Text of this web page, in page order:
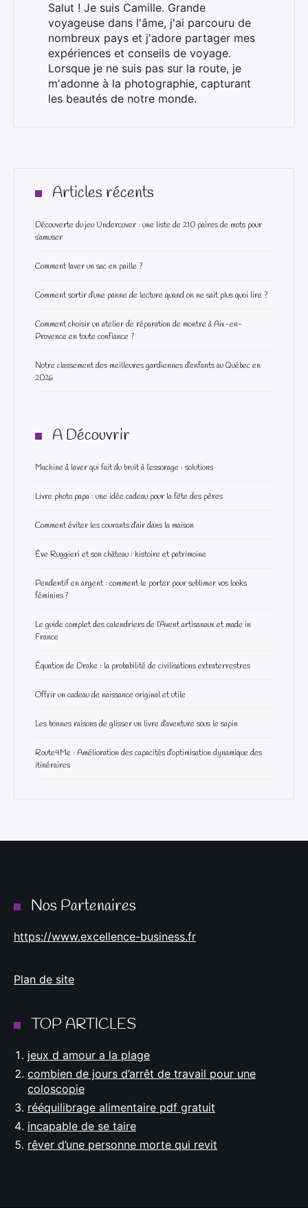
Salut ! Je suis Camille. Grande
voyageuse dans l'âme, j'ai parcouru de
nombreux pays et j'adore partager mes
expériences et conseils de voyage.
Lorsque je ne suis pas sur la route, je
m'adonne à la photographie, capturant
les beautés de notre monde.
Articles récents
Découverte du jeu Undercover : une liste de 210 paires de mots pour
s’amuser
Comment laver un sac en paille ?
Comment sortir d’une panne de lecture quand on ne sait plus quoi lire ?
Comment choisir un atelier de réparation de montre à Aix-en-
Provence en toute confiance ?
Notre classement des meilleures gardiennes d’enfants au Québec en
2026
A Découvrir
Machine à laver qui fait du bruit à l’essorage : solutions
Livre photo papa : une idée cadeau pour la fête des pères
Comment éviter les courants d’air dans la maison
Ève Ruggieri et son château : histoire et patrimoine
Pendentif en argent : comment le porter pour sublimer vos looks
féminins ?
Le guide complet des calendriers de l’Avent artisanaux et made in
France
Équation de Drake : la probabilité de civilisations extraterrestres
Offrir un cadeau de naissance original et utile
Les bonnes raisons de glisser un livre d’aventure sous le sapin
Route4Me : Amélioration des capacités d’optimisation dynamique des
itinéraires
Nos Partenaires
https://www.excellence-business.fr
Plan de site
TOP ARTICLES
jeux d amour a la plage
combien de jours d’arrêt de travail pour une
coloscopie
rééquilibrage alimentaire pdf gratuit
incapable de se taire
rêver d’une personne morte qui revit